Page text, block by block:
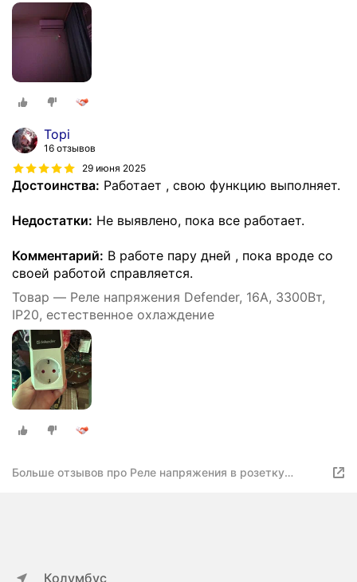
Topi
16 отзывов
29 июня 2025
Достоинства: Работает , свою функцию выполняет.
Недостатки: Не выявлено, пока все работает.
Комментарий: В работе пару дней , пока вроде со
своей работой справляется.
Товар — Реле напряжения Defender, 16A, 3300Вт,
IP20, естественное охлаждение
Больше отзывов про Реле напряжения в розетку
Колумбус